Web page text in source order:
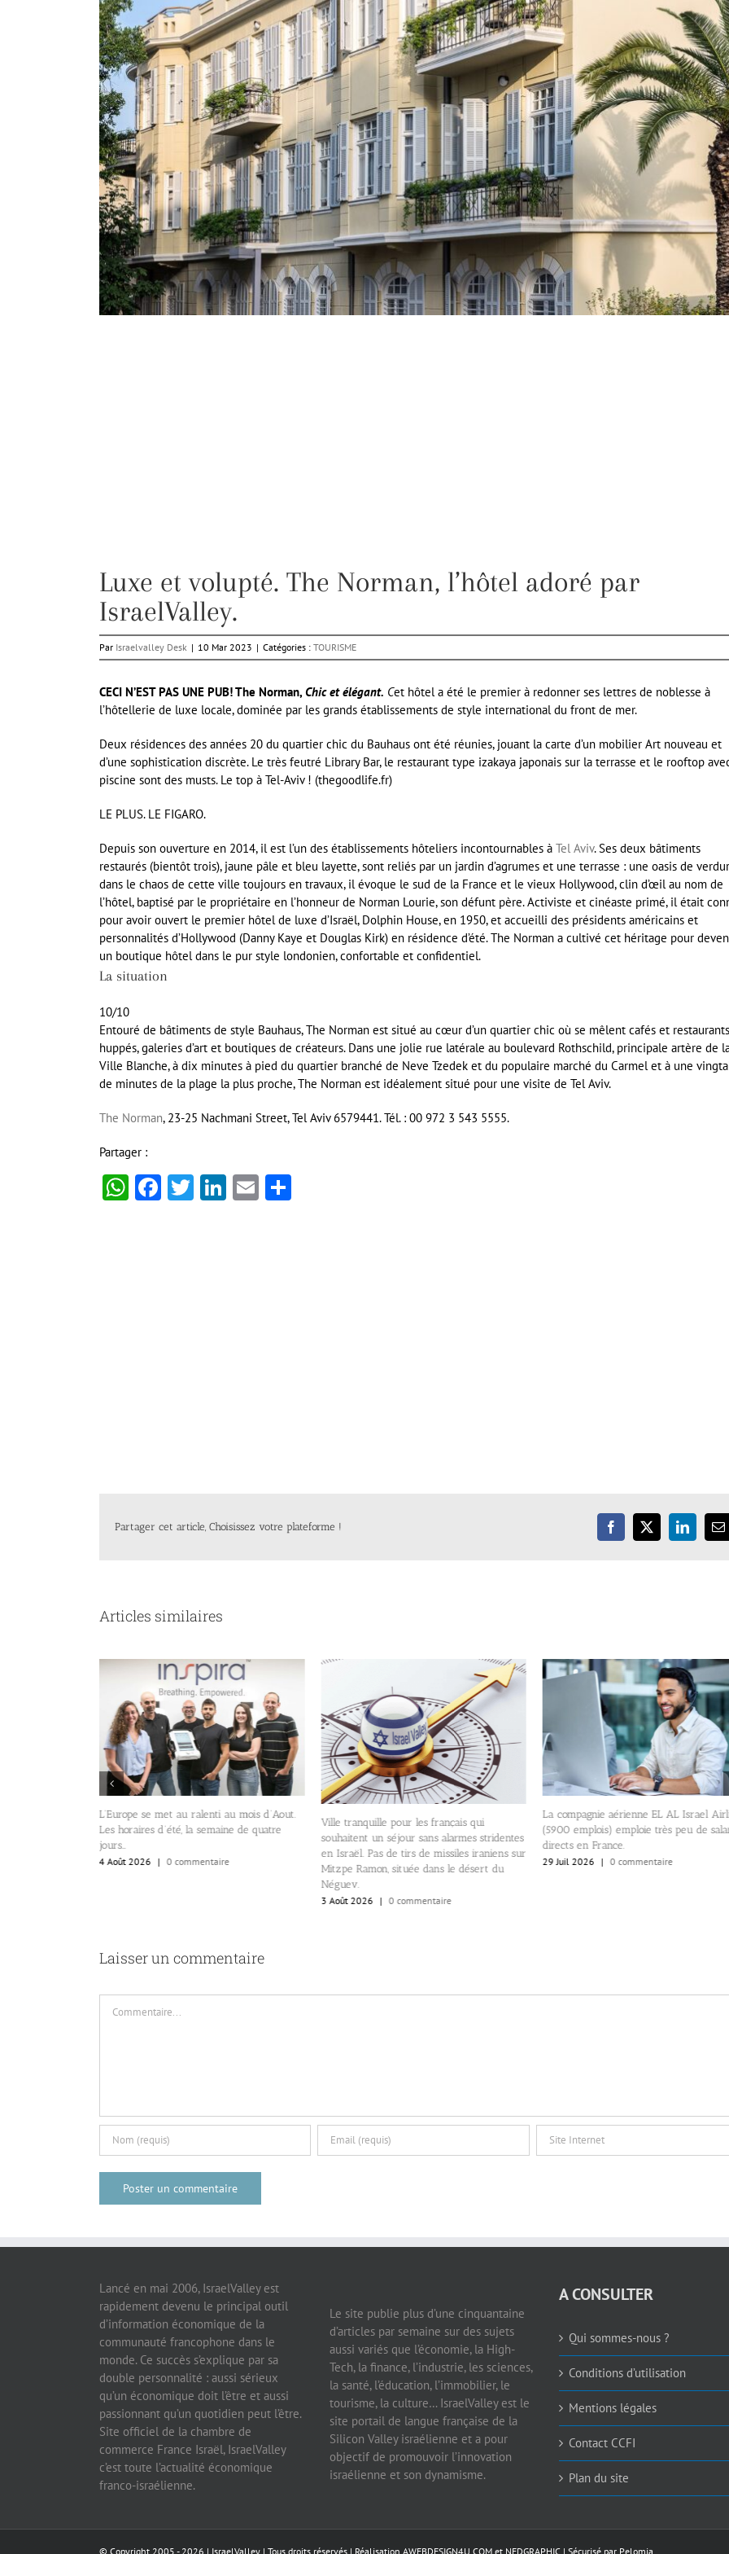
Luxe et volupté. The Norman, l’hôtel adoré par
IsraelValley.
Par Israelvalley Desk | 10 Mar 2023 | Catégories : TOURISME
CECI N’EST PAS UNE PUB! The Norman,Chic et élégant. Cet hôtel a été le premier à redonner ses lettres de noblesse à
l’hôtellerie de luxe locale, dominée par les grands établissements de style international du front de mer.
Deux résidences des années 20 du quartier chic du Bauhaus ont été réunies, jouant la carte d’un mobilier Art nouveau et
d’une sophistication discrète. Le très feutré Library Bar, le restaurant type izakaya japonais sur la terrasse et le rooftop
piscine sont des musts. Le top à Tel-Aviv ! (thegoodlife.fr)
LE PLUS. LE FIGARO.
Depuis son ouverture en 2014, il est l’un des établissements hôteliers incontournables à Tel Aviv. Ses deux bâtiments
restaurés (bientôt trois), jaune pâle et bleu layette, sont reliés par un jardin d’agrumes et une terrasse : une oasis de
dans le chaos de cette ville toujours en travaux, il évoque le sud de la France et le vieux Hollywood, clin d’œil au nom de
l’hôtel, baptisé par le propriétaire en l’honneur de Norman Lourie, son défunt père. Activiste et cinéaste primé, il était
pour avoir ouvert le premier hôtel de luxe d’Israël, Dolphin House, en 1950, et accueilli des présidents américains et
personnalités d’Hollywood (Danny Kaye et Douglas Kirk) en résidence d’été. The Norman a cultivé cet héritage pour
un boutique hôtel dans le pur style londonien, confortable et confidentiel.
La situation
10/10
Entouré de bâtiments de style Bauhaus, The Norman est situé au cœur d’un quartier chic où se mêlent cafés et restaurants
huppés, galeries d’art et boutiques de créateurs. Dans une jolie rue latérale au boulevard Rothschild, principale artère de
Ville Blanche, à dix minutes à pied du quartier branché de Neve Tzedek et du populaire marché du Carmel et à une
de minutes de la plage la plus proche, The Norman est idéalement situé pour une visite de Tel Aviv.
The Norman, 23-25 Nachmani Street, Tel Aviv 6579441. Tél. : 00 972 3 543 5555.
Partager :
WhatsApp
Facebook
Twitter
LinkedIn
Email
Partager cet article, Choisissez votre plateforme ! Facebook
X LinkedIn
Articles similaires
L’Europe se met au ralenti au mois d’Aout.
Les horaires d’été, la semaine de quatre
jours…
4 Août 2026 | 0 commentaire
Ville tranquille pour les français qui
souhaitent un séjour sans alarmes stridentes
en Israël. Pas de tirs de missiles iraniens sur
Mitzpe Ramon, située dans le désert du
Néguev.
3 Août 2026 | 0 commentaire
La compagnie aérienne EL AL Israel
(5900 emplois) emploie très peu de
directs en France.
29 Juil 2026 | 0 commentaire
Laisser un commentaire
Lancé en mai 2006, IsraelValley est
rapidement devenu le principal outil
d’information économique de la
communauté francophone dans le
monde. Ce succès s’explique par sa
double personnalité : aussi sérieux
qu’un économique doit l’être et aussi
passionnant qu’un quotidien peut l’être.
Site officiel de la chambre de
commerce France Israël, IsraelValley
c’est toute l’actualité économique
franco-israélienne.
Le site publie plus d’une cinquantaine
d’articles par semaine sur des sujets
aussi variés que l’économie, la High-
Tech, la finance, l’industrie, les sciences,
la santé, l’éducation, l’immobilier, le
tourisme, la culture… IsraelValley est le
site portail de langue française de la
Silicon Valley israélienne et a pour
objectif de promouvoir l’innovation
israélienne et son dynamisme.
A CONSULTER
Qui sommes-nous ?
Conditions d’utilisation
Mentions légales
Contact CCFI
Plan du site
© Copyright 2005 - 2026 | IsraelValley | Tous droits réservés | Réalisation AWEBDESIGN4U.COM et NEDGRAPHIC | Sécurisé par Pelomia